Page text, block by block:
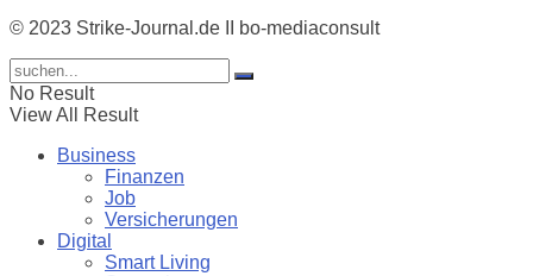
© 2023 Strike-Journal.de II bo-mediaconsult
No Result
View All Result
Business
Finanzen
Job
Versicherungen
Digital
Smart Living